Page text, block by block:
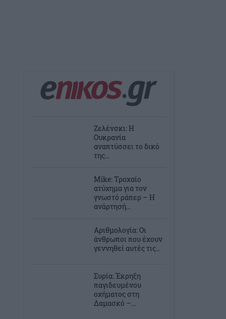
Ζελένσκι: Η
Ουκρανία
αναπτύσσει το δικό
της...
Mike: Τροχαίο
ατύχημα για τον
γνωστό ράπερ – Η
ανάρτησή...
Αριθμολογία: Οι
άνθρωποι που έχουν
γεννηθεί αυτές τις...
Συρία: Έκρηξη
παγιδευμένου
οχήματος στη
Δαμασκό –...